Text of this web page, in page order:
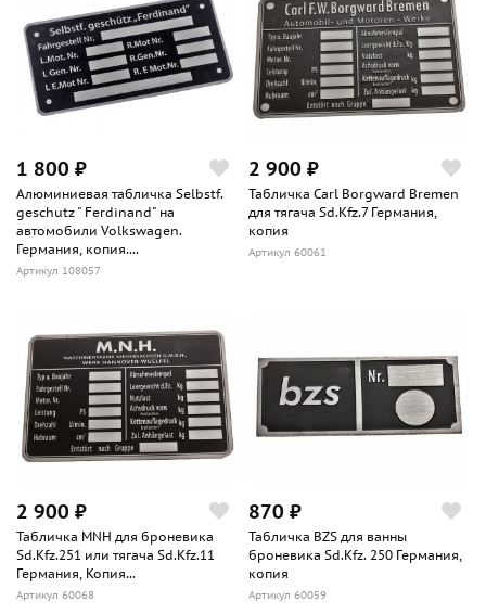
1 800 ₽
Алюминиевая табличка Selbstf.
geschutz " Ferdinand" на
автомобили Volkswagen.
Германия, копия....
Артикул 108057
2 900 ₽
Табличка Carl Borgward Bremen
для тягача Sd.Kfz.7 Германия,
копия
Артикул 60061
2 900 ₽
Табличка MNH для броневика
Sd.Kfz.251 или тягача Sd.Kfz.11
Германия, Копия...
Артикул 60068
870 ₽
Табличка BZS для ванны
броневика Sd.Kfz. 250 Германия,
копия
Артикул 60059